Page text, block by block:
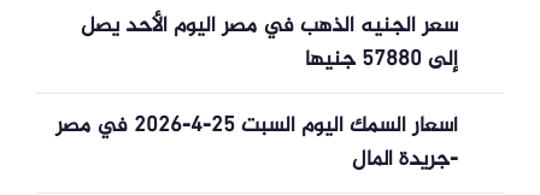
سعر الجنيه الذهب في مصر اليوم الأحد يصل
إلى 57880 جنيها
أسعار السمك اليوم السبت 25-4-2026 في مصر
-جريدة المال